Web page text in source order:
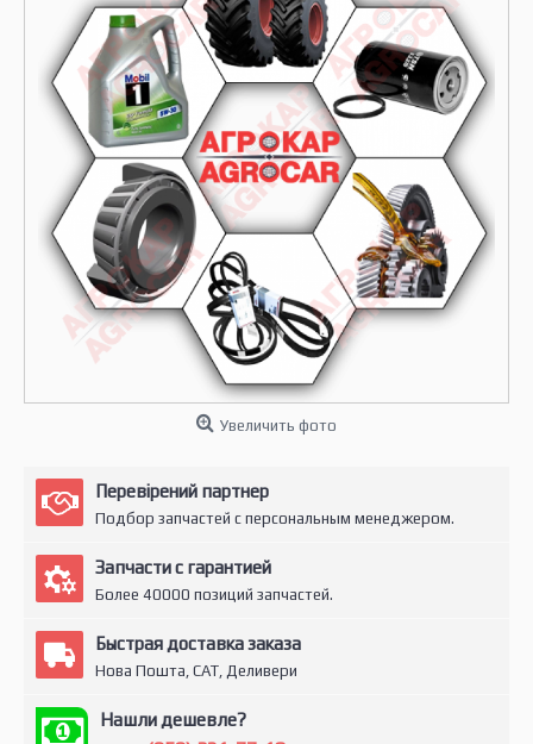
Увеличить фото
Перевірений партнер
Подбор запчастей с персональным менеджером.
Запчасти с гарантией
Более 40000 позиций запчастей.
Быстрая доставка заказа
Нова Пошта, САТ, Деливери
Нашли дешевле?